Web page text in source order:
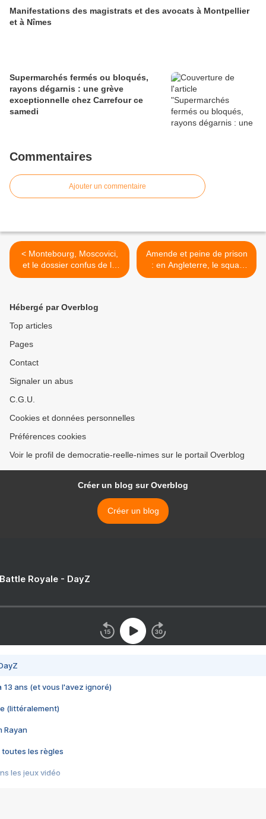
Manifestations des magistrats et des avocats à Montpellier
et à Nîmes
Supermarchés fermés ou bloqués,
rayons dégarnis : une grève
exceptionnelle chez Carrefour ce
samedi
Commentaires
Ajouter un commentaire
< Montebourg, Moscovici,
et le dossier confus de la
BPI
Amende et peine de prison
: en Angleterre, le squat
devient un délit >
Hébergé par Overblog
Top articles
Pages
Contact
Signaler un abus
C.G.U.
Cookies et données personnelles
Préférences cookies
Voir le profil de democratie-reelle-nimes sur le portail Overblog
Créer un blog sur Overblog
Créer un blog
Royale - DayZ
13 ans (et vous l'avez ignoré)
(littéralement)
Rayan
toutes les règles
les jeux vidéo